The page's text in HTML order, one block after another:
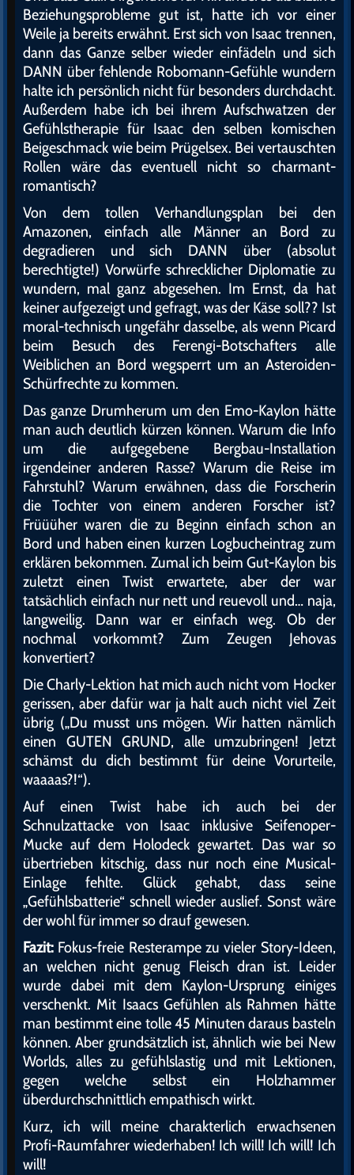
Beziehungsprobleme gut ist, hatte ich vor einer
Weile ja bereits erwähnt. Erst sich von Isaac trennen,
dann das Ganze selber wieder einfädeln und sich
DANN über fehlende Robomann-Gefühle wundern
halte ich persönlich nicht für besonders durchdacht.
Außerdem habe ich bei ihrem Aufschwatzen der
Gefühlstherapie für Isaac den selben komischen
Beigeschmack wie beim Prügelsex. Bei vertauschten
Rollen wäre das eventuell nicht so charmant-
romantisch?
Von dem tollen Verhandlungsplan bei den
Amazonen, einfach alle Männer an Bord zu
degradieren und sich DANN über (absolut
berechtigte!) Vorwürfe schrecklicher Diplomatie zu
wundern, mal ganz abgesehen. Im Ernst, da hat
keiner aufgezeigt und gefragt, was der Käse soll?? Ist
moral-technisch ungefähr dasselbe, als wenn Picard
beim Besuch des Ferengi-Botschafters alle
Weiblichen an Bord wegsperrt um an Asteroiden-
Schürfrechte zu kommen.
Das ganze Drumherum um den Emo-Kaylon hätte
man auch deutlich kürzen können. Warum die Info
um die aufgegebene Bergbau-Installation
irgendeiner anderen Rasse? Warum die Reise im
Fahrstuhl? Warum erwähnen, dass die Forscherin
die Tochter von einem anderen Forscher ist?
Früüüher waren die zu Beginn einfach schon an
Bord und haben einen kurzen Logbucheintrag zum
erklären bekommen. Zumal ich beim Gut-Kaylon bis
zuletzt einen Twist erwartete, aber der war
tatsächlich einfach nur nett und reuevoll und… naja,
langweilig. Dann war er einfach weg. Ob der
nochmal vorkommt? Zum Zeugen Jehovas
konvertiert?
Die Charly-Lektion hat mich auch nicht vom Hocker
gerissen, aber dafür war ja halt auch nicht viel Zeit
übrig („Du musst uns mögen. Wir hatten nämlich
einen GUTEN GRUND, alle umzubringen! Jetzt
schämst du dich bestimmt für deine Vorurteile,
waaaas?!“).
Auf einen Twist habe ich auch bei der
Schnulzattacke von Isaac inklusive Seifenoper-
Mucke auf dem Holodeck gewartet. Das war so
übertrieben kitschig, dass nur noch eine Musical-
Einlage fehlte. Glück gehabt, dass seine
„Gefühlsbatterie“ schnell wieder auslief. Sonst wäre
der wohl für immer so drauf gewesen.
Fazit: Fokus-freie Resterampe zu vieler Story-Ideen,
an welchen nicht genug Fleisch dran ist. Leider
wurde dabei mit dem Kaylon-Ursprung einiges
verschenkt. Mit Isaacs Gefühlen als Rahmen hätte
man bestimmt eine tolle 45 Minuten daraus basteln
können. Aber grundsätzlich ist, ähnlich wie bei New
Worlds, alles zu gefühlslastig und mit Lektionen,
gegen welche selbst ein Holzhammer
überdurchschnittlich empathisch wirkt.
Kurz, ich will meine charakterlich erwachsenen
Profi-Raumfahrer wiederhaben! Ich will! Ich will! Ich
will!